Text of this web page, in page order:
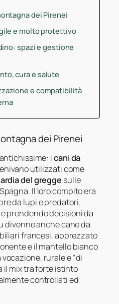
dei Pirenei
e molto protettivo
spazi e gestione
cura e salute
e compatibilità
dei Pirenei
icani da
utilizzati come
del gregge sulle
Il loro compito era
da lupi e predatori,
prendendo decisioni da
divenne anche cane da
francesi, apprezzato
e il mantello bianco
rurale e “di
il mix tra forte istinto
controllati ed